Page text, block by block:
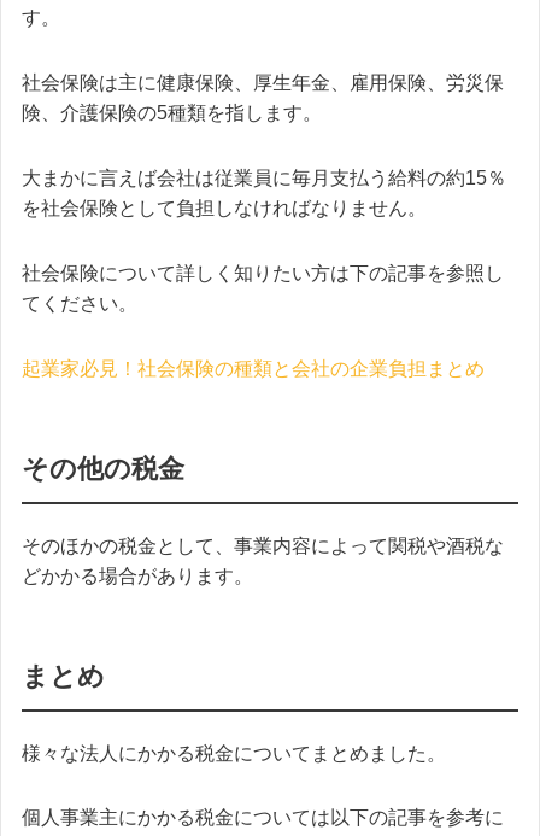
す。
社会保険は主に健康保険、厚生年金、雇用保険、労災保
険、介護保険の5種類を指します。
大まかに言えば会社は従業員に毎月支払う給料の約15％
を社会保険として負担しなければなりません。
社会保険について詳しく知りたい方は下の記事を参照し
てください。
起業家必見！社会保険の種類と会社の企業負担まとめ
その他の税金
そのほかの税金として、事業内容によって関税や酒税な
どかかる場合があります。
まとめ
様々な法人にかかる税金についてまとめました。
個人事業主にかかる税金については以下の記事を参考に